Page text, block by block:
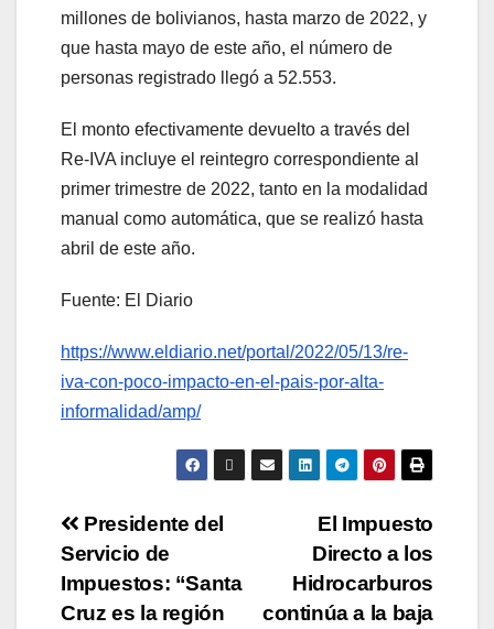
millones de bolivianos, hasta marzo de 2022, y
que hasta mayo de este año, el número de
personas registrado llegó a 52.553.
El monto efectivamente devuelto a través del
Re-IVA incluye el reintegro correspondiente al
primer trimestre de 2022, tanto en la modalidad
manual como automática, que se realizó hasta
abril de este año.
Fuente: El Diario
https://www.eldiario.net/portal/2022/05/13/re-
iva-con-poco-impacto-en-el-pais-por-alta-
informalidad/amp/
El Impuesto
Directo a los
Hidrocarburos
continúa a la baja
Presidente del
Servicio de
Impuestos: “Santa
Cruz es la región